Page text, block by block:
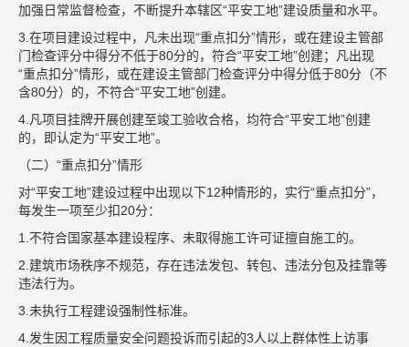
加强日常监督检查，不断提升本辖区“平安工地”建设质量和水平。
3.在项目建设过程中，凡未出现“重点扣分”情形，或在建设主管部
门检查评分中得分不低于80分的，符合“平安工地”创建；凡出现
“重点扣分”情形，或在建设主管部门检查评分中得分低于80分（不
含80分）的，不符合“平安工地”创建。
4.凡项目挂牌开展创建至竣工验收合格，均符合“平安工地”创建
的，即认定为“平安工地”。
（二）“重点扣分”情形
对“平安工地”建设过程中出现以下12种情形的，实行“重点扣分”，
每发生一项至少扣20分：
1.不符合国家基本建设程序、未取得施工许可证擅自施工的。
2.建筑市场秩序不规范，存在违法发包、转包、违法分包及挂靠等
违法行为。
3.未执行工程建设强制性标准。
4.发生因工程质量安全问题投诉而引起的3人以上群体性上访事